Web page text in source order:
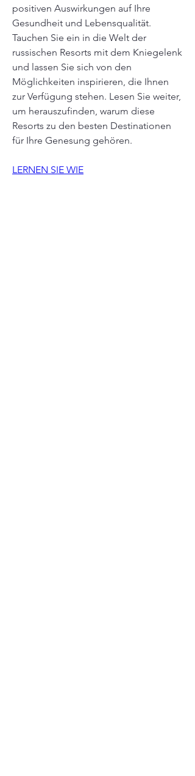
positiven Auswirkungen auf Ihre
Gesundheit und Lebensqualität.
Tauchen Sie ein in die Welt der
russischen Resorts mit dem Kniegelenk
und lassen Sie sich von den
Möglichkeiten inspirieren, die Ihnen
zur Verfügung stehen. Lesen Sie weiter,
um herauszufinden, warum diese
Resorts zu den besten Destinationen
für Ihre Genesung gehören.
LERNEN SIE WIE